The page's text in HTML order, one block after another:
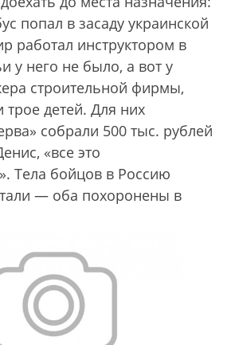
попал в засаду украинской
работал инструктором в
у него не было, а вот у
строительной фирмы,
трое детей. Для них
собрали 500 тыс. рублей
«все это
Тела бойцов в Россию
— оба похоронены в